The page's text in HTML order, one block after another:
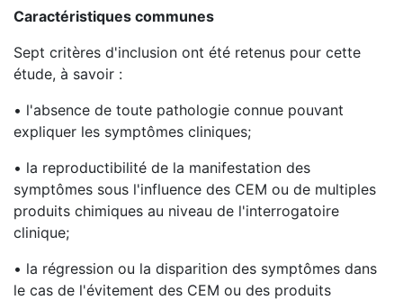
Caractéristiques communes
Sept critères d'inclusion ont été retenus pour cette
étude, à savoir :
• l'absence de toute pathologie connue pouvant
expliquer les symptômes cliniques;
• la reproductibilité de la manifestation des
symptômes sous l'influence des CEM ou de multiples
produits chimiques au niveau de l'interrogatoire
clinique;
• la régression ou la disparition des symptômes dans
le cas de l'évitement des CEM ou des produits